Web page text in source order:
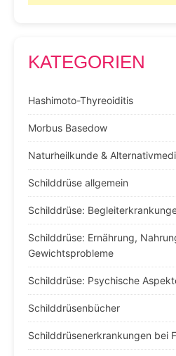
KATEGORIEN
Hashimoto-Thyreoiditis
Morbus Basedow
Naturheilkunde &
Schilddrüse allgemein
Schilddrüse:
Schilddrüse: Ernährung,
Gewichtsprobleme
Schilddrüse: Psychische
Schilddrüsenbücher
Schilddrüsenerkrankungen bei